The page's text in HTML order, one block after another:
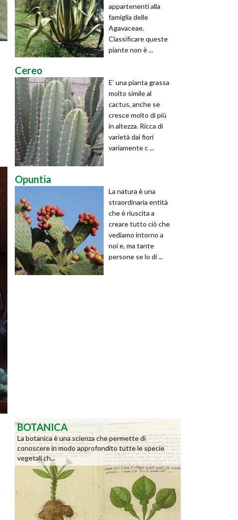
appartenenti alla
famiglia delle
Agavaceae.
Classificare queste
piante non è ...
Cereo
E’ una pianta grassa
molto simile al
cactus, anche se
cresce molto di più
in altezza. Ricca di
varietà dai fiori
variamente c ...
Opuntia
La natura è una
straordinaria entità
che è riuscita a
creare tutto ciò che
vediamo intorno a
noi e, ma tante
persone se lo di ...
BOTANICA
La botanica è una scienza che permette di
conoscere in modo approfondito tutte le specie
vegetali ch...